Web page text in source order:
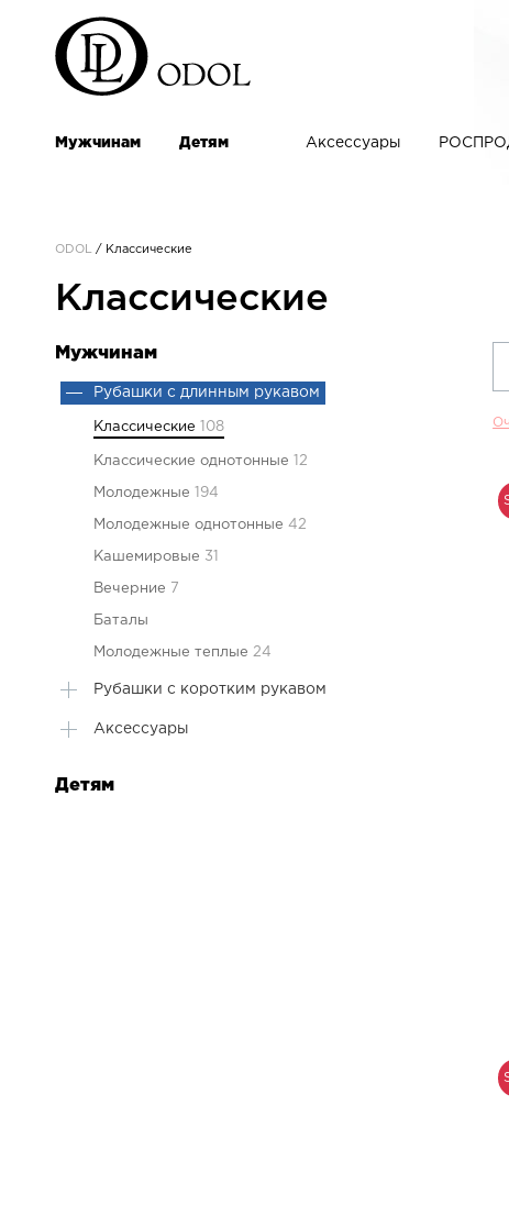
Мужчинам Детям Аксессуары
ODOL / Классические
Классические
Мужчинам
Рубашки с длинным рукавом
Классические 108
Классические однотонные 12
Молодежные 194
Молодежные однотонные 42
Кашемировые 31
Вечерние 7
Баталы
Молодежные теплые 24
Рубашки с коротким рукавом
Аксессуары
Детям